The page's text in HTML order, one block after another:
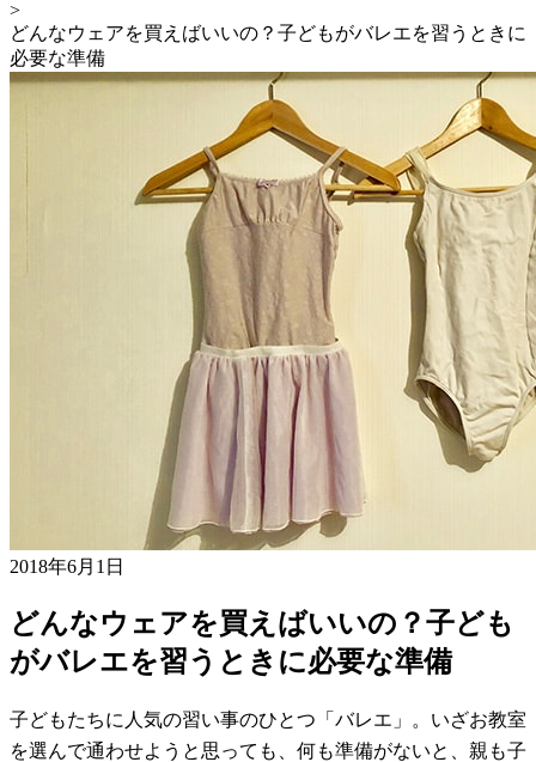
>
どんなウェアを買えばいいの？子どもがバレエを習うときに
必要な準備
2018年6月1日
どんなウェアを買えばいいの？子ども
がバレエを習うときに必要な準備
子どもたちに人気の習い事のひとつ「バレエ」。いざお教室
を選んで通わせようと思っても、何も準備がないと、親も子